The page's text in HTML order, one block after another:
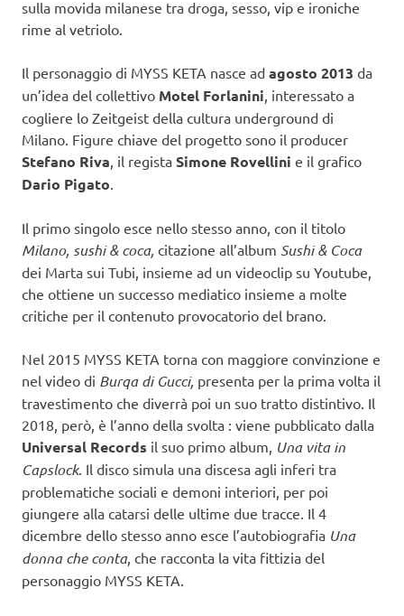
sulla movida milanese tra droga, sesso, vip e ironiche
rime al vetriolo.
Il personaggio di MYSS KETA nasce ad agosto 2013 da
un’idea del collettivo Motel Forlanini , interessato a
cogliere lo Zeitgeist della cultura underground di
Milano. Figure chiave del progetto sono il producer
Stefano Riva , il regista Simone Rovellini e il grafico
Dario Pigato
Il primo singolo esce nello stesso anno, con il titolo
Milano, sushi & coca, citazione all’album Sushi & Coca
dei Marta sui Tubi, insieme ad un videoclip su Youtube,
che ottiene un successo mediatico insieme a molte
critiche per il contenuto provocatorio del brano.
Nel 2015 MYSS KETA torna con maggiore convinzione e
nel video di Burqa di Gucci, presenta per la prima volta il
travestimento che diverrà poi un suo tratto distintivo. Il
2018, però, è l’anno della svolta : viene pubblicato dalla
Universal Records il suo primo album, Una vita in
Capslock. Il disco simula una discesa agli inferi tra
problematiche sociali e demoni interiori, per poi
giungere alla catarsi delle ultime due tracce. Il 4
dicembre dello stesso anno esce l’autobiografia Una
donna che conta, che racconta la vita fittizia del
personaggio MYSS KETA.